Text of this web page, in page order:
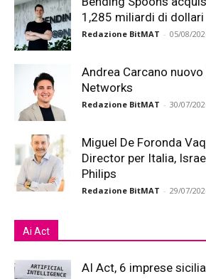
1,285 miliardi di dollari
Redazione BitMAT - 05/08/
Andrea Carcano
Networks
Redazione BitMAT - 30/07/
Miguel De Foronda
Director per Italia,
Philips
Redazione BitMAT - 29/07/
Ai Act
AI Act, 6 imprese